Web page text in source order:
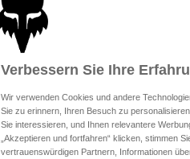
User sind. Geben
Adresse ein, um
Verbessern Sie Ihre
Wir verwenden Cookies und andere
Sie zu erinnern, Ihren Besuch zu
Sie interessieren, und Ihnen relevantere
„Akzeptieren und fortfahren“ klicken, stimmen
vertrauenswürdigen Partnern, Informationen